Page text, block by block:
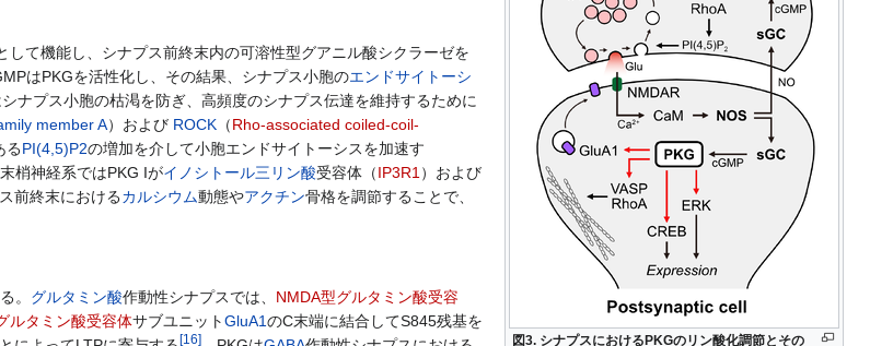
図3. シナプスにおけるPKGのリン酸化調節とその
て機能し、シナプス前終末内の可溶性型グアニル酸シクラーゼを
はPKGを活性化し、その結果、シナプス小胞のエンドサイトーシ
ナプス小胞の枯渇を防ぎ、高頻度のシナプス伝達を維持するために
member A）および ROCK （Rho-associated coiled-coil-
るPI(4,5)P2の増加を介して小胞エンドサイトーシスを加速す
梢神経系ではPKG Iがイノシトール三リン酸受容体（IP3R1 ）および
前終末におけるカルシウム動態やアクチン骨格を調節することで、
。 グルタミン酸作動性シナプスでは、 NMDA型グルタミン酸受容
ルタミン酸受容体サブユニットGluA1のC末端に結合してS845残基を
[16]